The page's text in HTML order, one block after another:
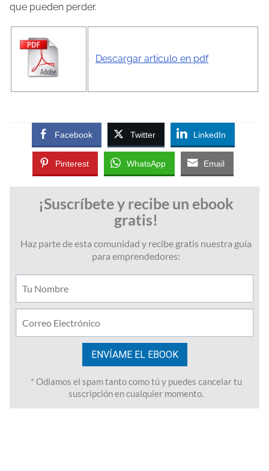
que pueden perder.
Descargar articulo en pdf
Facebook Twitter LinkedIn
Pinterest WhatsApp Email